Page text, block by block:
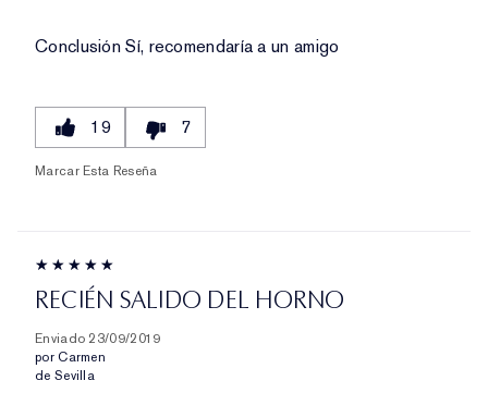
ConclusiónSí, recomendaría a un amigo
19 7
Marcar Esta Reseña
RECIÉN SALIDO DEL HORNO
Enviado 23/09/2019
por Carmen
de Sevilla